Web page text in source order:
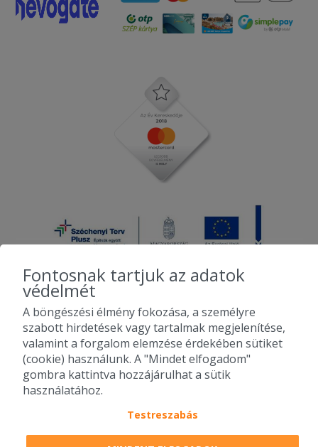
2010-2026 Copyright - Falatozz.hu - Diston-line Kft.
Pizza, gyros, hamburger, menük kedvező áron, egy helyen az összes
étterem ajánlata.
Fontosnak tartjuk az adatok
védelmét
A böngészési élmény fokozása, a személyre
szabott hirdetések vagy tartalmak megjelenítése,
valamint a forgalom elemzése érdekében sütiket
(cookie) használunk. A "Mindet elfogadom"
gombra kattintva hozzájárulhat a sütik
használatához.
Testreszabás